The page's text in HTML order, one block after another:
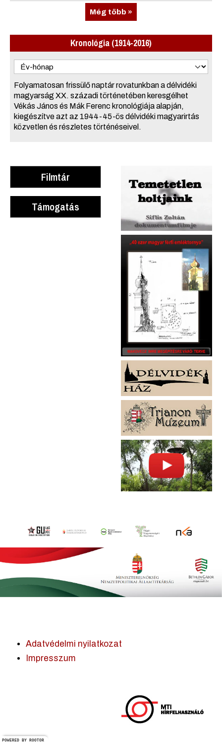
Filmtár
Támogatás
Még több »
Kronológia (1914-2016)
Folyamatosan frissülő naptár rovatunkban a délvidéki
magyarság XX. századi történetében keresgélhet
Vékás János és Mák Ferenc kronológiája alapján,
kiegészítve azt az 1944-45-ös délvidéki magyarirtás
közvetlen és részletes történéseivel.
Adatvédelmi nyilatkozat
Impresszum